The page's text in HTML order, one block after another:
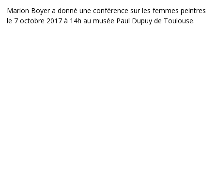
Marion Boyer a donné une conférence sur les femmes peintres
le 7 octobre 2017 à 14h au musée Paul Dupuy de Toulouse.